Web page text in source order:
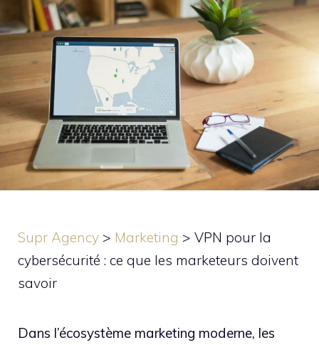
Supr Agency > Marketing > VPN pour la
cybersécurité : ce que les marketeurs doivent
savoir
Dans l’écosystème marketing moderne, les